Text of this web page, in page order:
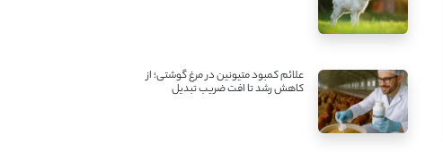
علائم کمبود متیونین در مرغ گوشتی؛ از
کاهش رشد تا افت ضریب تبدیل